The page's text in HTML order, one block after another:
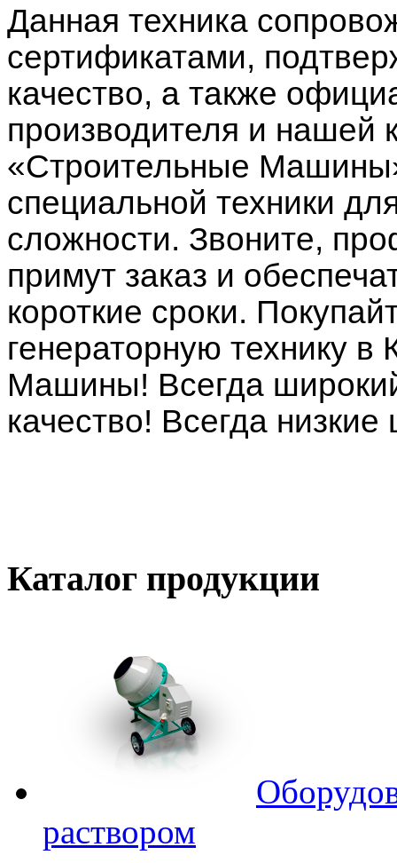
Данная техника
сертификатами,
качество, а также
производителя и нашей
«Строительные
специальной техники
сложности. Звоните,
примут заказ и
короткие сроки.
генераторную технику
Машины! Всегда
качество! Всегда
Каталог продукции
раствором